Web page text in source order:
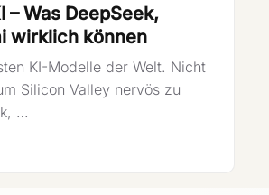
– Was DeepSeek,
wirklich können
KI-Modelle der Welt. Nicht
Silicon Valley nervös zu
…